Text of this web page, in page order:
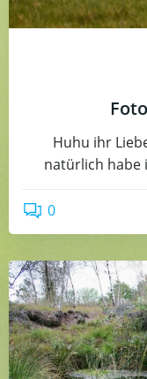
Huhu ihr
natürlich habe
0